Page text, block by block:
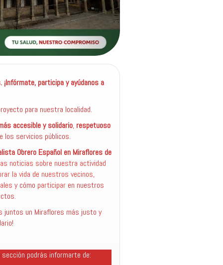
e
participa y ayúdanos a
para nuestra localidad.
accesible y solidario, respetuoso
los servicios públicos.
Obrero Español en Miraflores de
noticias sobre nuestra actividad
la vida de nuestros vecinos,
y cómo participaren nuestros
juntos un Miraflores más justo y
podrás informarte de: